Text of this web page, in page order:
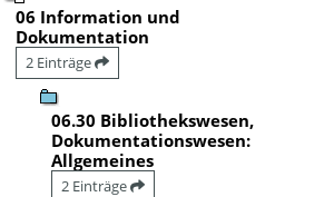
06 Information und
Dokumentation
2 Einträge
06.30 Bibliothekswesen,
Dokumentationswesen:
Allgemeines
2 Einträge